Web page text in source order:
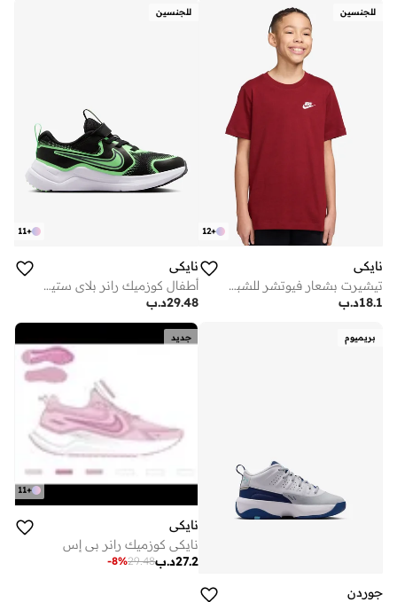
للجنسين
+
12
نايكي
تيشيرت بشعار فيوتشر للشباب
د.ب18.1
للجنسين
+
11
نايكي
أطفال كوزميك رانر بلاي ستيشن
د.ب29.48
بريميوم
جوردن
جديد
+
11
نايكي
نايكي كوزميك رانر بي إس
د.ب27.2
29.48
-8%